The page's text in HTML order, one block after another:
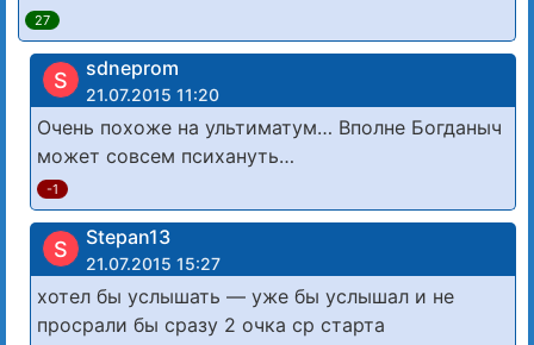
27
S sdneprom
21.07.2015 11:20
Очень похоже на ультиматум… Вполне Богданыч
может совсем психануть…
-1
S Stepan13
21.07.2015 15:27
хотел бы услышать — уже бы услышал и не
просрали бы сразу 2 очка ср старта